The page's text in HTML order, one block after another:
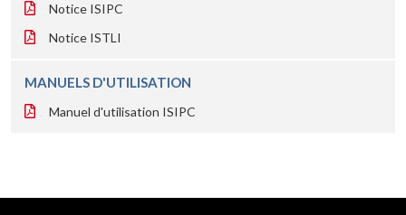
Notice ISIPC
Notice ISTLI
MANUELS D'UTILISATION
Manuel d'utilisation ISIPC